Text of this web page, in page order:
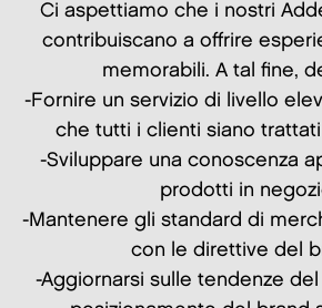
Ci aspettiamo che i nostri
contribuiscano a offrire
memorabili. A tal fine,
-Fornire un servizio di livello
che tutti i clienti siano
-Sviluppare una conoscenza
prodotti in
-Mantenere gli standard di
con le direttive del
-Aggiornarsi sulle tendenze